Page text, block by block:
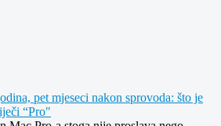
pet mjeseci nakon sprovoda: što je
“Pro"